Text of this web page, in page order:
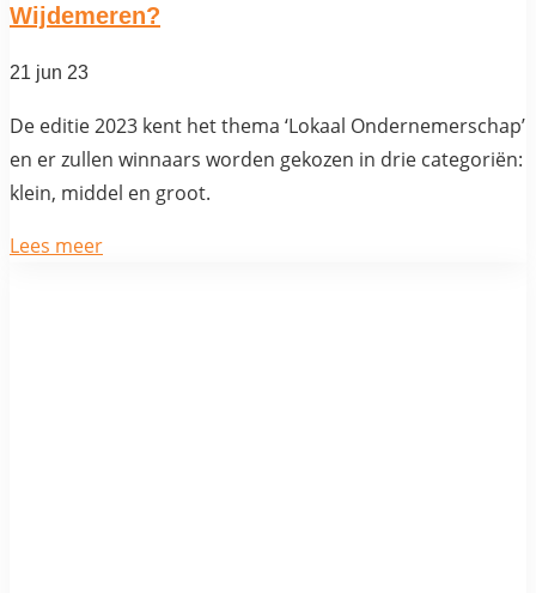
Wijdemeren?
21 jun 23
De editie 2023 kent het thema ‘Lokaal Ondernemerschap’
en er zullen winnaars worden gekozen in drie categoriën:
klein, middel en groot.
Lees meer